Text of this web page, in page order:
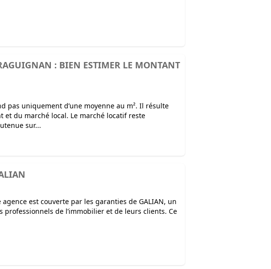
: BIEN ESTIMER LE MONTANT
pas uniquement d’une moyenne au m². Il résulte
et du marché local. Le marché locatif reste
sur...
agence est couverte par les garanties de GALIAN, un
de l’immobilier et de leurs clients. Ce